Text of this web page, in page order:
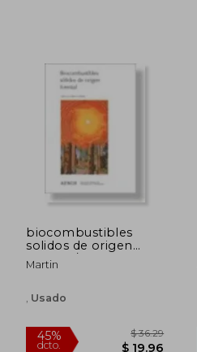
biocombustibles
solidos de origen
forestal/martin
Martin
Usado